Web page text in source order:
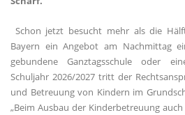
Schon jetzt besucht mehr als die
Bayern ein Angebot am Nachmittag
gebundene Ganztagsschule oder
Schuljahr 2026/2027 tritt der
und Betreuung von Kindern im
Beim Ausbau der Kinderbetreuung